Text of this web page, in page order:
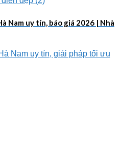
Nam uy tín, báo giá 2026 | Nhà
Nam uy tín, giải pháp tối ưu